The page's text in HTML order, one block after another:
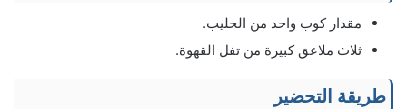
مقدار كوب واحد من الحليب.
ثلاث ملاعق كبيرة من تفل القهوة.
طريقة التحضير